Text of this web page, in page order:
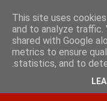
This site uses
and to analyze traffic.
shared with Google
metrics to ensure
statistics, and to